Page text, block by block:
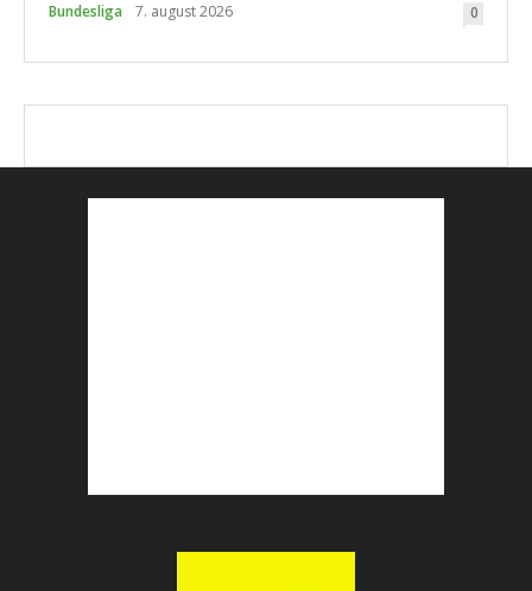
Bundesliga 7. august 2026 0